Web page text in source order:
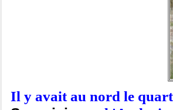
Il y avait au nord le